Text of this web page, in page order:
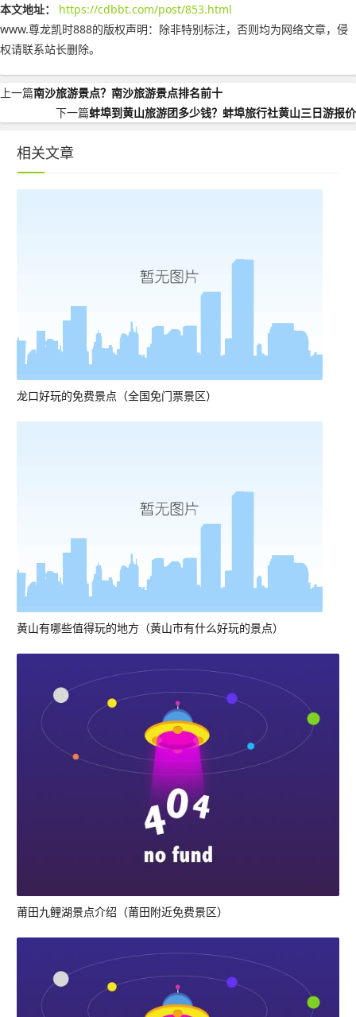
本文地址：
https://cdbbt.com/post/853.html
www.尊龙凯时888的版权声明： 除非特别标注，否则均为网络文章，侵
权请联系站长删除。
上一篇南沙旅游景点？南沙旅游景点排名前十
下一篇蚌埠到黄山旅游团多少钱？蚌埠旅行社黄山三日游报价
相关文章
龙口好玩的免费景点（全国免门票景区）
黄山有哪些值得玩的地方（黄山市有什么好玩的景点）
莆田九鲤湖景点介绍（莆田附近免费景区）